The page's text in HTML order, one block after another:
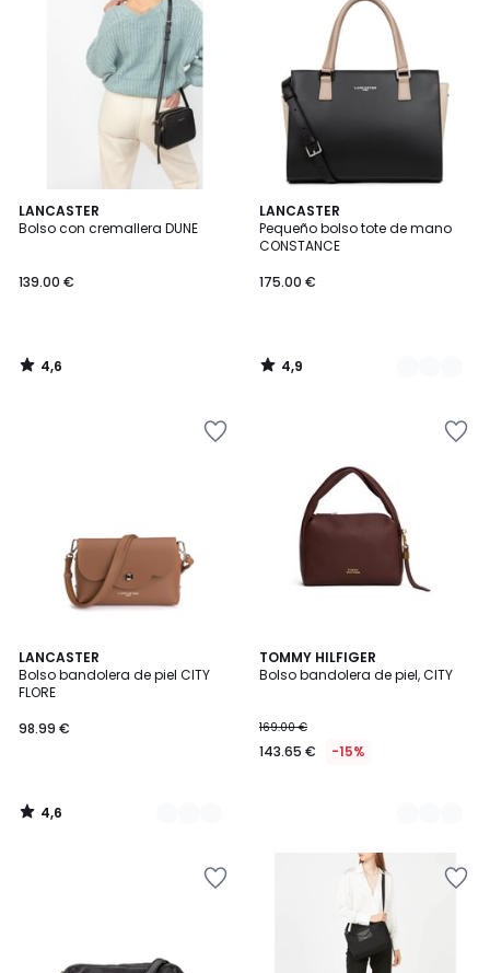
LANCASTER
Bolso con cremallera DUNE
139.00 €
4,6
/ 5
4,6
/
LANCASTER
Pequeño bolso tote de mano
CONSTANCE
175.00 €
4,9
/ 5
2
Colores
4,9
/
LANCASTER
Bolso bandolera de piel CITY
FLORE
98.99 €
4,6
/ 5
3
Colores
4,6
/
TOMMY HILFIGER
Bolso bandolera de piel, CITY
169.00 €
143.65 € -15%
2
Colores